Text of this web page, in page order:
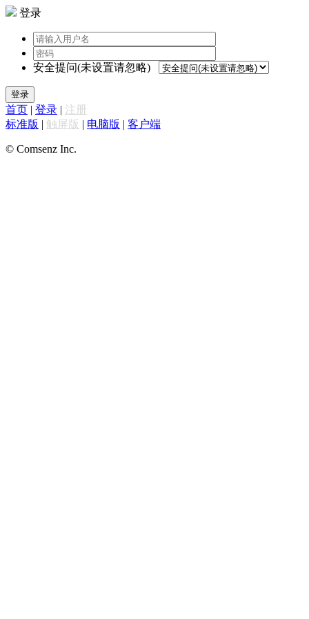
登录
安全提问(未设置请忽略)
登录
首页 | 登录 | 注册
标准版 | 触屏版 | 电脑版 | 客户端
© Comsenz Inc.